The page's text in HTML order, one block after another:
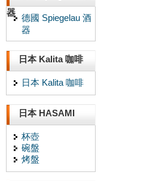
器
德國 Spiegelau 酒
器
日本 Kalita 咖啡
日本 Kalita 咖啡
日本 HASAMI
杯壺
碗盤
烤盤